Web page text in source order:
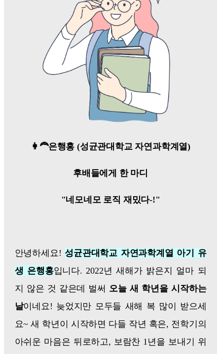
👩‍🦰은행홍 (성균관대학교 자연과학계열)
후배들에게 한 마디
"네모네모 로직 재밌다-!"
안녕하세요!성균관대학교 자연과학계열 아기 유
생 은행홍입니다. 2022년 새해가 밝은지 얼마 되
지 않은 것 같은데 벌써 오늘 새 학년을 시작하는
날이네요! 늦었지만 모두들 새해 복 많이 받으세
요~ 새 학년이 시작하면 다들 작년 혹은, 전학기의
아쉬운 마음은 뒤로하고, 보람찬 1년을 보내기 위